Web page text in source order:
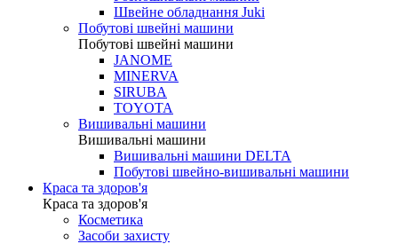
Швейне обладнання Juki
Побутові швейні машини
Побутові швейні машини
JANOME
MINERVA
SIRUBA
TOYOTA
Вишивальні машини
Вишивальні машини
Вишивальні машини DELTA
Побутові швейно-вишивальні машини
Краса та здоров'я
Краса та здоров'я
Косметика
Засоби захисту